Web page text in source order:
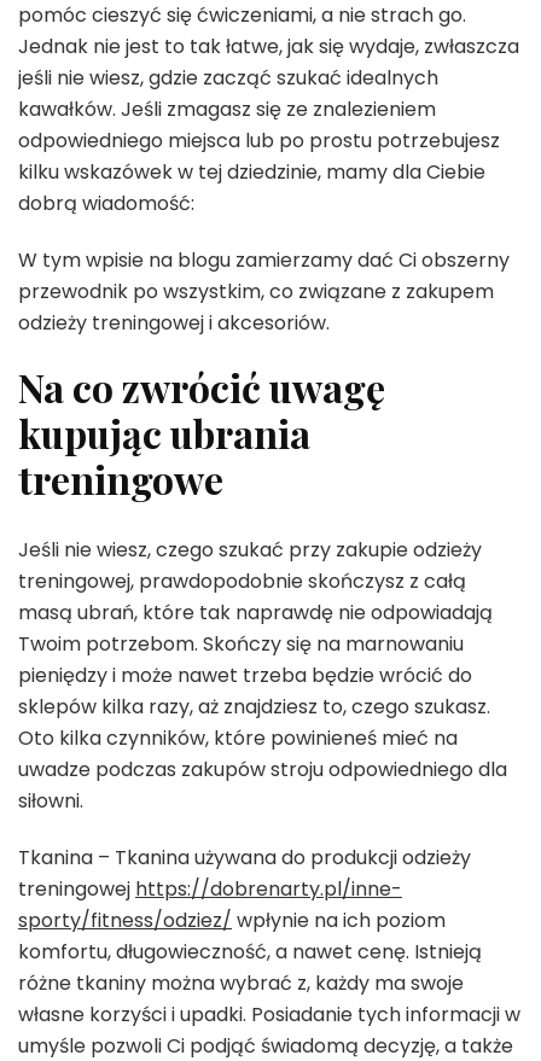
pomóc cieszyć się ćwiczeniami, a nie strach go.
Jednak nie jest to tak łatwe, jak się wydaje, zwłaszcza
jeśli nie wiesz, gdzie zacząć szukać idealnych
kawałków. Jeśli zmagasz się ze znalezieniem
odpowiedniego miejsca lub po prostu potrzebujesz
kilku wskazówek w tej dziedzinie, mamy dla Ciebie
dobrą wiadomość:
W tym wpisie na blogu zamierzamy dać Ci obszerny
przewodnik po wszystkim, co związane z zakupem
odzieży treningowej i akcesoriów.
Na co zwrócić uwagę
kupując ubrania
treningowe
Jeśli nie wiesz, czego szukać przy zakupie odzieży
treningowej, prawdopodobnie skończysz z całą
masą ubrań, które tak naprawdę nie odpowiadają
Twoim potrzebom. Skończy się na marnowaniu
pieniędzy i może nawet trzeba będzie wrócić do
sklepów kilka razy, aż znajdziesz to, czego szukasz.
Oto kilka czynników, które powinieneś mieć na
uwadze podczas zakupów stroju odpowiedniego dla
siłowni.
Tkanina – Tkanina używana do produkcji odzieży
treningowej https://dobrenarty.pl/inne-
sporty/fitness/odziez/ wpłynie na ich poziom
komfortu, długowieczność, a nawet cenę. Istnieją
różne tkaniny można wybrać z, każdy ma swoje
własne korzyści i upadki. Posiadanie tych informacji w
umyśle pozwoli Ci podjąć świadomą decyzję, a także